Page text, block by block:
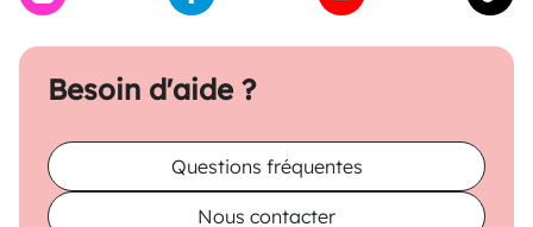
Besoin d'aide ?
Questions fréquentes
Nous contacter